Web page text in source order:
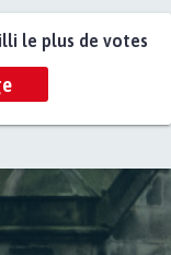
le plus de votes